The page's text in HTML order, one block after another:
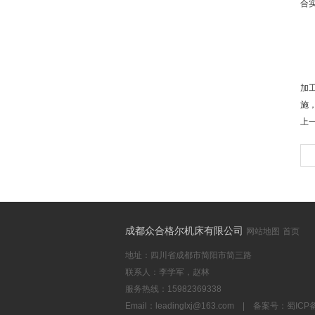
合
加
施
上
成都众合格尔机床有限公司 网站地图 首页
地址：四川省成都市简阳市简三路
联系人：李学军，赵林
服务热线：15982369338
Email： leadinglxj@163.com | 备案号：蜀ICP